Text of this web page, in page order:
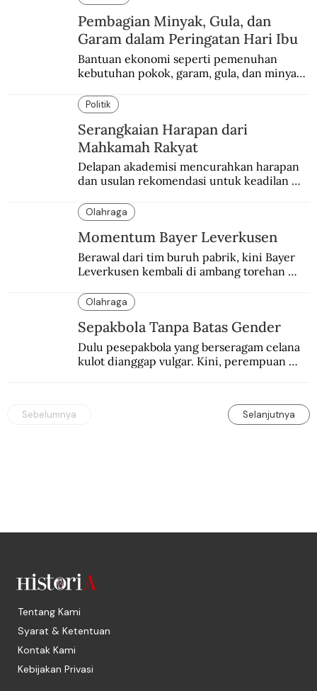
Pembagian Minyak, Gula, dan
Garam dalam Peringatan Hari Ibu
Bantuan ekonomi seperti pemenuhan
kebutuhan pokok, garam, gula, dan minyak
peringatan Hari Ibu.
Politik
Serangkaian Harapan dari
Mahkamah Rakyat
Delapan akademisi mencurahkan harapan
dan usulan rekomendasi untuk keadilan
bangsa dan perjuangan Reformasi 1998.
Olahraga
Momentum Bayer Leverkusen
Berawal dari tim buruh pabrik, kini Bayer
Leverkusen kembali di ambang torehan
“Neverkusen”.
Olahraga
Sepakbola Tanpa Batas Gender
Dulu pesepakbola yang berseragam celana
kulot dianggap vulgar. Kini, perempuan
Sebelumnya Selanjutnya
Tentang Kami
Syarat & Ketentuan
Kontak Kami
Kebijakan Privasi